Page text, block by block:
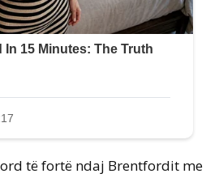
të fortë ndaj Brentfordit me